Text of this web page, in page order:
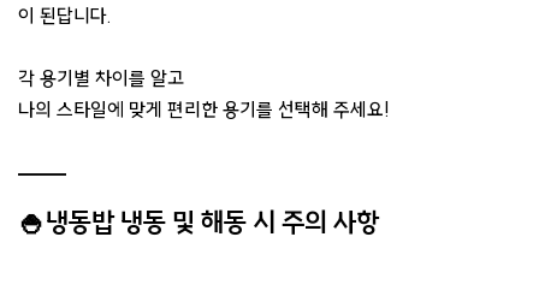
이 된답니다.
각 용기별 차이를 알고
나의 스타일에 맞게 편리한 용기를 선택해 주세요!
🍚냉동밥 냉동 및 해동 시 주의 사항